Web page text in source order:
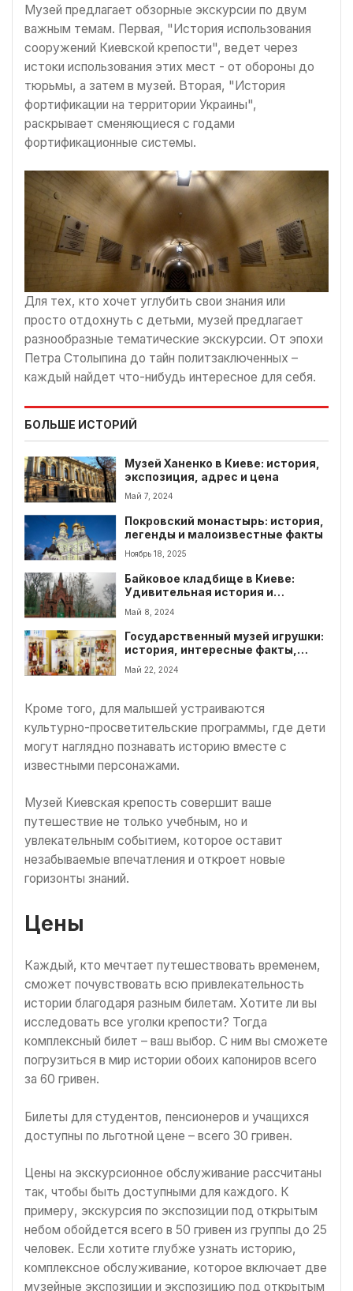
Музей предлагает обзорные экскурсии по двум
важным темам. Первая, "История использования
сооружений Киевской крепости", ведет через
истоки использования этих мест - от обороны до
тюрьмы, а затем в музей. Вторая, "История
фортификации на территории Украины",
раскрывает сменяющиеся с годами
фортификационные системы.
Для тех, кто хочет углубить свои знания или
просто отдохнуть с детьми, музей предлагает
разнообразные тематические экскурсии. От эпохи
Петра Столыпина до тайн политзаключенных –
каждый найдет что-нибудь интересное для себя.
БОЛЬШЕ ИСТОРИЙ
Музей Ханенко в Киеве: история,
экспозиция, адрес и цена
Май 7, 2024
Покровский монастырь: история,
легенды и малоизвестные факты
Ноябрь 18, 2025
Байковое кладбище в Киеве:
Удивительная история и
таинственные захоронения
Май 8, 2024
Государственный музей игрушки:
история, интересные факты,
экспонаты
Май 22, 2024
Кроме того, для малышей устраиваются
культурно-просветительские программы, где дети
могут наглядно познавать историю вместе с
известными персонажами.
Музей Киевская крепость совершит ваше
путешествие не только учебным, но и
увлекательным событием, которое оставит
незабываемые впечатления и откроет новые
горизонты знаний.
Цены
Каждый, кто мечтает путешествовать временем,
сможет почувствовать всю привлекательность
истории благодаря разным билетам. Хотите ли вы
исследовать все уголки крепости? Тогда
комплексный билет – ваш выбор. С ним вы сможете
погрузиться в мир истории обоих капониров всего
за 60 гривен.
Билеты для студентов, пенсионеров и учащихся
доступны по льготной цене – всего 30 гривен.
Цены на экскурсионное обслуживание рассчитаны
так, чтобы быть доступными для каждого. К
примеру, экскурсия по экспозиции под открытым
небом обойдется всего в 50 гривен из группы до 25
человек. Если хотите глубже узнать историю,
комплексное обслуживание, которое включает две
музейные экспозиции и экспозицию под открытым